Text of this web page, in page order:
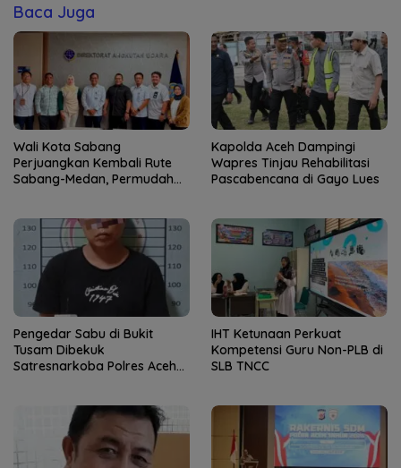
Baca Juga
Wali Kota Sabang
Perjuangkan Kembali Rute
Sabang-Medan, Permudah
Kapolda Aceh Dampingi
Wapres Tinjau Rehabilitasi
Pascabencana di Gayo Lues
Pengedar Sabu di Bukit
Tusam Dibekuk
Satresnarkoba Polres Aceh
IHT Ketunaan Perkuat
Kompetensi Guru Non-PLB di
SLB TNCC